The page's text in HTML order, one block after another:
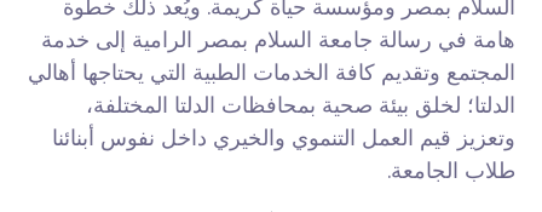
السلام بمصر ومؤسسة حياة كريمة. ويُعد ذلك خطوة
هامة في رسالة جامعة السلام بمصر الرامية إلى خدمة
المجتمع وتقديم كافة الخدمات الطبية التي يحتاجها أهالي
الدلتا؛ لخلق بيئة صحية بمحافظات الدلتا المختلفة،
وتعزيز قيم العمل التنموي والخيري داخل نفوس أبنائنا
طلاب الجامعة.